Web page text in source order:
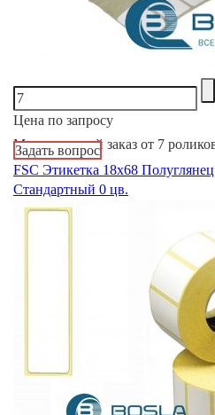
Цена по запросу
Минимальный заказ от 7
Задать вопрос
FSC Этикетка 18х68
Стандартный 0 цв.